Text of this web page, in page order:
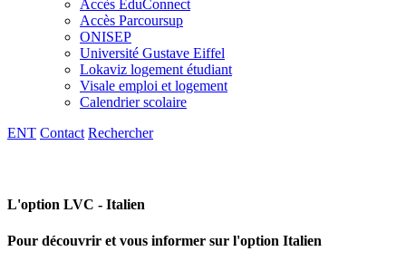
Accès EduConnect
Accès Parcoursup
ONISEP
Université Gustave Eiffel
Lokaviz logement étudiant
Visale emploi et logement
Calendrier scolaire
ENT Contact Rechercher
L'option LVC - Italien
Pour découvrir et vous informer sur l'option Italien